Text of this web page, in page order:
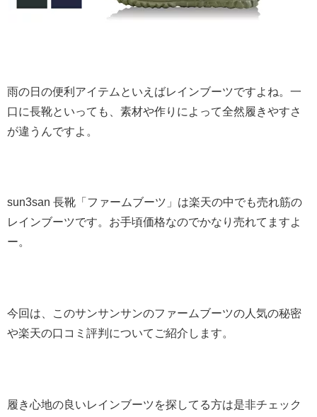
雨の日の便利アイテムといえばレインブーツですよね。一
口に長靴といっても、素材や作りによって全然履きやすさ
が違うんですよ。
sun3san 長靴「ファームブーツ」は楽天の中でも売れ筋の
レインブーツです。お手頃価格なのでかなり売れてますよ
ー。
今回は、このサンサンサンのファームブーツの人気の秘密
や楽天の口コミ評判についてご紹介します。
履き心地の良いレインブーツを探してる方は是非チェック